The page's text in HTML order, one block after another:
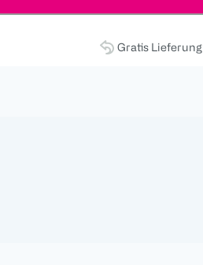
Gratis